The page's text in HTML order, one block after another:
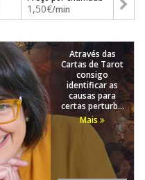
1,50€/min
Através das
Cartas de Tarot
consigo
identificar as
causas para
certas perturb...
Mais